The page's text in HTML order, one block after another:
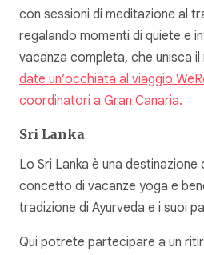
con sessioni di meditazione al
regalando momenti di quiete e
vacanza completa, che unisca
date un’occhiata al viaggio
coordinatori a Gran Canaria.
Sri Lanka
Lo Sri Lanka è una
concetto di vacanze yoga e
tradizione di Ayurveda e i suoi
Qui potrete partecipare a un